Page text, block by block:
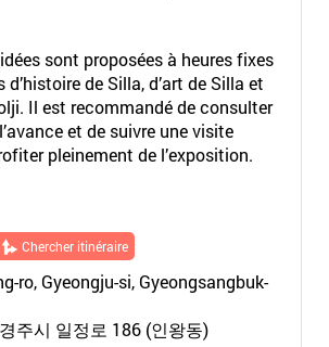
sont proposées à heures fixes
d’histoire de Silla, d’art de Silla et
Il est recommandé de consulter
et de suivre une visite
pleinement de l’exposition.
Chercher itinéraire
ro, Gyeongju-si, Gyeongsangbuk-
주시 일정로 186 (인왕동)